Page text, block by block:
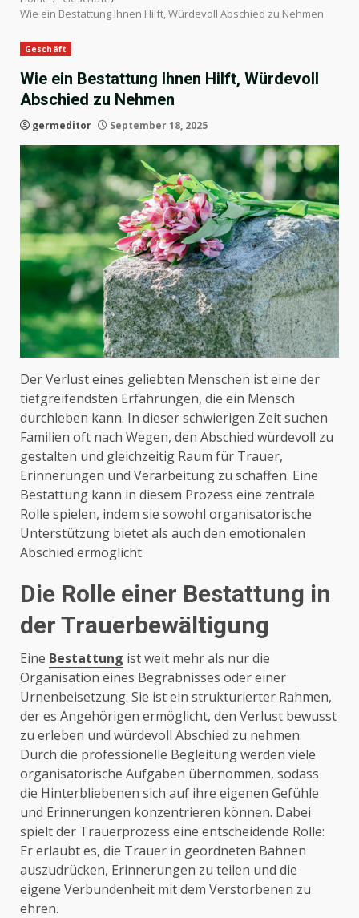
Wie ein Bestattung Ihnen Hilft, Würdevoll Abschied zu Nehmen
Geschäft
Wie ein Bestattung Ihnen Hilft, Würdevoll
Abschied zu Nehmen
germeditor September 18, 2025
Der Verlust eines geliebten Menschen ist eine der
tiefgreifendsten Erfahrungen, die ein Mensch
durchleben kann. In dieser schwierigen Zeit suchen
Familien oft nach Wegen, den Abschied würdevoll zu
gestalten und gleichzeitig Raum für Trauer,
Erinnerungen und Verarbeitung zu schaffen. Eine
Bestattung kann in diesem Prozess eine zentrale
Rolle spielen, indem sie sowohl organisatorische
Unterstützung bietet als auch den emotionalen
Abschied ermöglicht.
Die Rolle einer Bestattung in
der Trauerbewältigung
Eine Bestattung ist weit mehr als nur die
Organisation eines Begräbnisses oder einer
Urnenbeisetzung. Sie ist ein strukturierter Rahmen,
der es Angehörigen ermöglicht, den Verlust bewusst
zu erleben und würdevoll Abschied zu nehmen.
Durch die professionelle Begleitung werden viele
organisatorische Aufgaben übernommen, sodass
die Hinterbliebenen sich auf ihre eigenen Gefühle
und Erinnerungen konzentrieren können. Dabei
spielt der Trauerprozess eine entscheidende Rolle:
Er erlaubt es, die Trauer in geordneten Bahnen
auszudrücken, Erinnerungen zu teilen und die
eigene Verbundenheit mit dem Verstorbenen zu
ehren.